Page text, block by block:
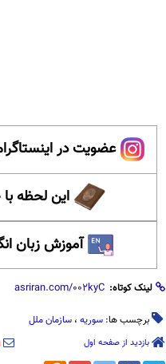
عضویت در
این لحظه
آموزش زبان
لینک کوتاه:
برچسب ها: سوریه ، سازمان ملل
بازدید از صفحه اول